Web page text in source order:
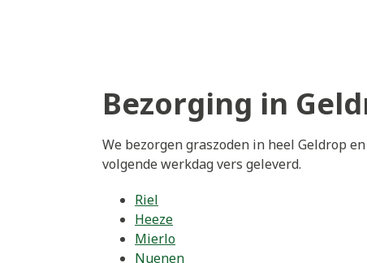
Bezorging in
We bezorgen graszoden in heel Geldrop
volgende werkdag vers geleverd.
Riel
Heeze
Mierlo
Nuenen